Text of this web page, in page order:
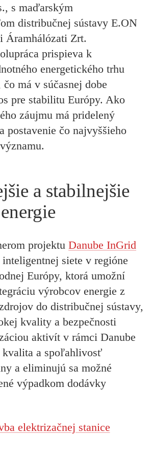
s maďarským
distribučnej sústavy E.ON
Áramhálózati Zrt.
prispieva k
energetického trhu
má v súčasnej dobe
pre stabilitu Európy. Ako
záujmu má pridelený
postavenie čo najvyššieho
a stabilnejšie
projektu Danube InGrid
siete v regióne
Európy, ktorá umožní
výrobcov energie z
do distribučnej sústavy,
kvality a bezpečnosti
aktivít v rámci Danube
a spoľahlivosť
a eliminujú sa možné
výpadkom dodávky